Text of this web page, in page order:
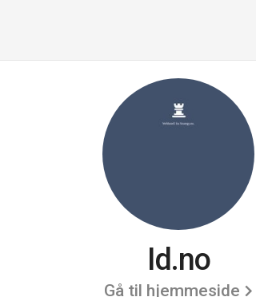
Id.no
Gå til hjemmeside